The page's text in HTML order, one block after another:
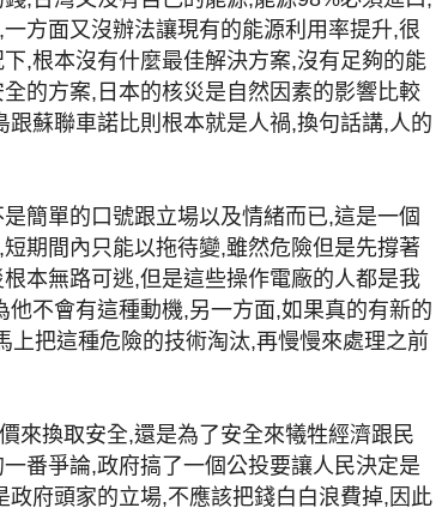
方面又沒辦法讓現有的能源利用率提升,很
,根本沒有什麼最佳解決方案,沒有足夠的能
的方案,日本的核災是自然因素的影響比較
蘇聯車諾比則根本就是人禍,換句話講,人的
簡單的口號跟立場以及情緒而已,這是一個
期間內只能以拖待變,雖然危險但是先撐著
本無路可逃,但是這些操作電廠的人都是我
不會有這種動機,另一方面,如果真的有新的
把這種危險的技術淘汰,再慢慢來處理之前
來換取安全,還是為了安全來犧牲經濟跟民
番爭論,政府搞了一個公投要讓人民決定是
府頭家的立場,不應該把錢白白浪費掉,因此